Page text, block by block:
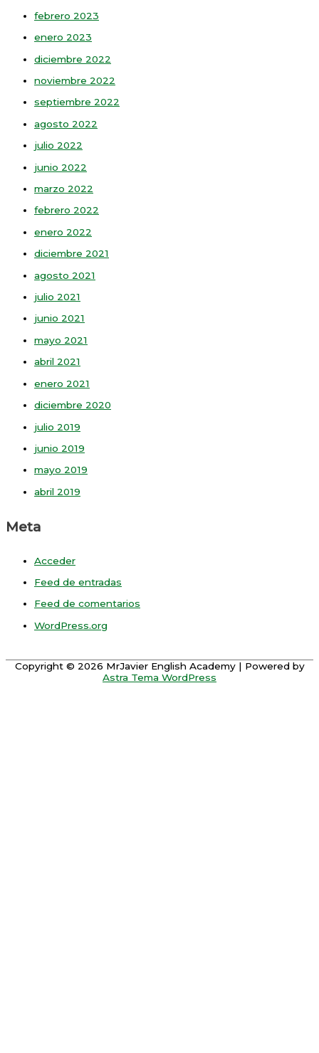
febrero 2023
enero 2023
diciembre 2022
noviembre 2022
septiembre 2022
agosto 2022
julio 2022
junio 2022
marzo 2022
febrero 2022
enero 2022
diciembre 2021
agosto 2021
julio 2021
junio 2021
mayo 2021
abril 2021
enero 2021
diciembre 2020
julio 2019
junio 2019
mayo 2019
abril 2019
Meta
Acceder
Feed de entradas
Feed de comentarios
WordPress.org
Copyright © 2026 MrJavier English Academy| Powered by
Astra Tema WordPress